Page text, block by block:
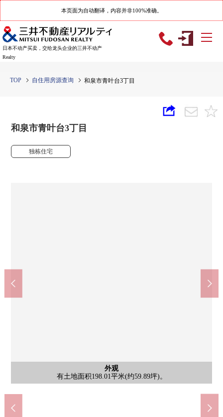
本页面为自动翻译，内容并非100%准确。
日本不动产买卖，交给龙头企业的三井不动产
Realty
TOP 自住用房源查询 和泉市青叶台3丁目
和泉市青叶台3丁目
独栋住宅
外观
有土地面积198.01平米(约59.89坪)。
客厅
约16张塌塌米LDK正采用柜台厨房。
客厅
卷帘门滑窗是电动开闭。
室内
是有来自南侧的采光的亮的客厅。
厨房
室内
有约8.0张塌塌米。畳下部有电动开闭的收纳。
公共汽车
是附带窗的亮的整体卫浴。
其他
浴室有煤气式浴室换气干燥机。
洗脸
厕所
温水冲洗以及马桶座保温功能的
室内
是约6.0张塌塌米日式房间。
室内
是约8.0张塌塌米西式房间。
厕所
温水冲洗以及马桶座保温功能的
停车场
有停车位(一般情况下车2台停车可)。
含有前面道路的外观
有前面道路幅员约8m。
和泉中央站(约3040m)
和泉青葉台口停歩3分公共汽车15分